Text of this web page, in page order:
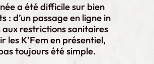
a été difficile sur bien
: d’un passage en ligne in
restrictions sanitaires
les K’Fem en présentiel,
toujours été simple.